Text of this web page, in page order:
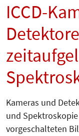
ICCD-
Kameras und
und
vorgeschalteten